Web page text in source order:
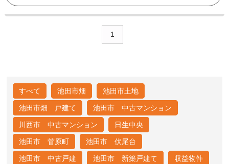
1
すべて 池田市畑 池田市土地
池田市畑 戸建て 池田市 中古マンション
川西市 中古マンション 日生中央
池田市 菅原町 池田市 伏尾台
池田市 中古戸建 池田市 新築戸建て 収益物件